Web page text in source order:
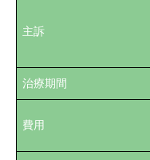
主訴
治療期間
費用